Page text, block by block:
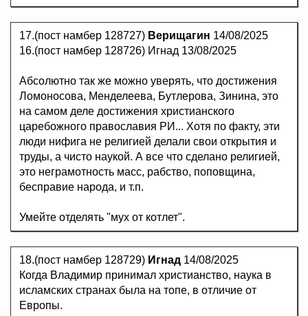
17.(пост намбер 128727) Верищагин 14/08/2025
16.(пост намбер 128726) Игнад 13/08/2025
Абсолютно так же можно уверять, что достижения
Ломоносова, Менделеева, Бутлерова, Зинина, это
на самом деле достижения христианского
царебожного православия РИ... Хотя по факту, эти
люди нифига не религией делали свои открытия и
труды, а чисто наукой. А все что сделано религией,
это неграмотность масс, рабство, поповщина,
бесправие народа, и т.п.
Умейте отделять "мух от котлет".
18.(пост намбер 128729) Игнад 14/08/2025
Когда Владимир принимал христианство, наука в
исламских странах была на топе, в отличие от
Европы.